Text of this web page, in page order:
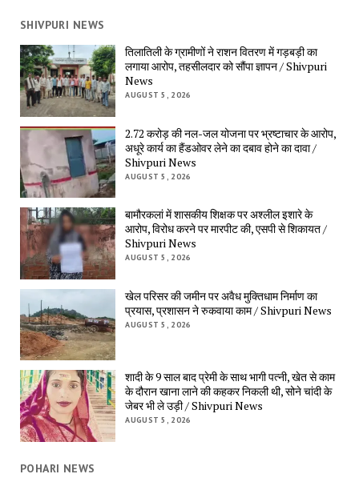
SHIVPURI NEWS
तिलातिली के ग्रामीणों ने राशन वितरण में गड़बड़ी का
लगाया आरोप, तहसीलदार को सौंपा ज्ञापन / Shivpuri
News
AUGUST 5, 2026
2.72 करोड़ की नल-जल योजना पर भ्रष्टाचार के आरोप,
अधूरे कार्य का हैंडओवर लेने का दबाव होने का दावा /
Shivpuri News
AUGUST 5, 2026
बामौरकलां में शासकीय शिक्षक पर अश्लील इशारे के
आरोप, विरोध करने पर मारपीट की, एसपी से शिकायत /
Shivpuri News
AUGUST 5, 2026
खेल परिसर की जमीन पर अवैध मुक्तिधाम निर्माण का
प्रयास, प्रशासन ने रुकवाया काम / Shivpuri News
AUGUST 5, 2026
शादी के 9 साल बाद प्रेमी के साथ भागी पत्नी, खेत से काम
के दौरान खाना लाने की कहकर निकली थी, सोने चांदी के
जेबर भी ले उड़ी / Shivpuri News
AUGUST 5, 2026
POHARI NEWS